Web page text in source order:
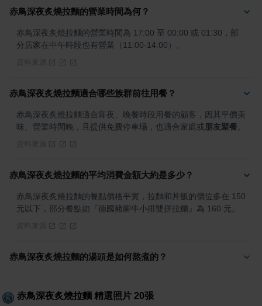
赤鳥深夜炙燒拉麵的營業時間為何？
赤鳥深夜炙燒拉麵的營業時間為 17:00 至 00:00 或 01:30，部
分店家在中午時段也有營業（11:00-14:00）。
赤鳥深夜炙燒拉麵適合哪些族群前往用餐？
赤鳥深夜炙燒拉麵適合宵夜、晚餐時段用餐的顧客，因其平價美
味、營業時間晚，且提供免費停車場，也適合家庭或 朋友聚餐
赤鳥深夜炙燒拉麵的平均消費金額大約是多少？
赤鳥深夜炙燒拉麵的餐點價格平實，拉麵和丼飯的價位多在 150
元以下，部分餐點如『德國豬腳牛小排雙拼拉麵』為 160 元。
赤鳥深夜炙燒拉麵的湯頭是如何熬煮的？
赤鳥深夜炙燒拉麵 精選照片 20張